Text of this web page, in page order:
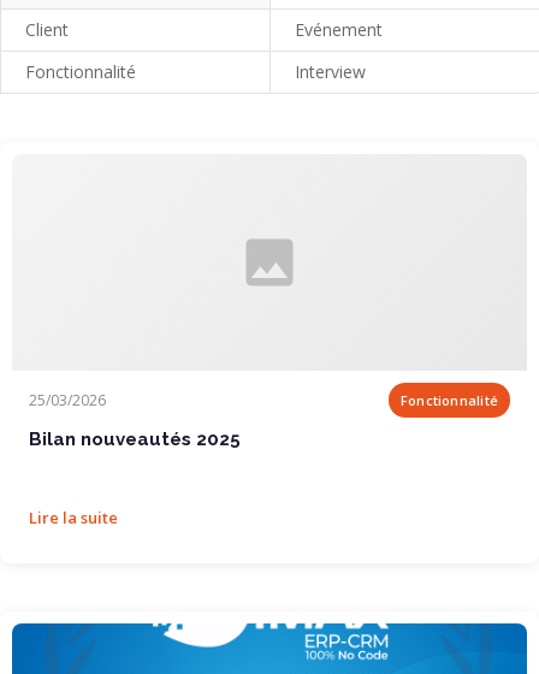
Client
Evénement
Fonctionnalité
Interview
25/03/2026 Fonctionnalité
Bilan nouveautés 2025
Lire la suite